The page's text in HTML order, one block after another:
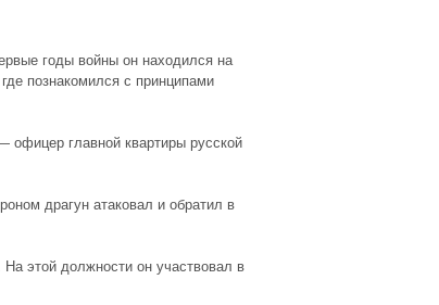
годы войны он находился на
познакомился с принципами
офицер главной квартиры русской
драгун атаковал и обратил в
этой должности он участвовал в